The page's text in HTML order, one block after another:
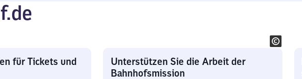
für Tickets und
Unterstützen Sie die Arbeit der
Bahnhofsmission